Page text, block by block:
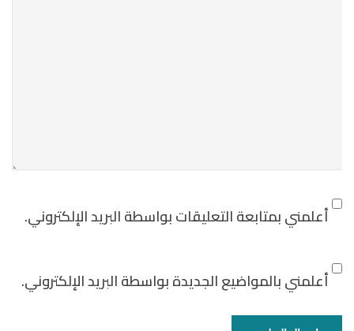
أعلمني بمتابعة التعليقات بواسطة البريد الإلكتروني.
أعلمني بالمواضيع الجديدة بواسطة البريد الإلكتروني.